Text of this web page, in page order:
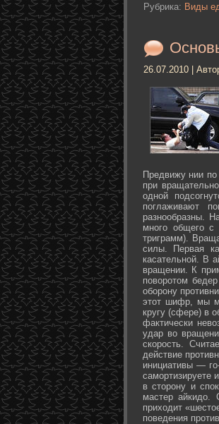
Рубрика: Виды
26.07.2010 |
Предвижу нии по
при
одной
поглаживают
разнообразны.
много общего с
триграмм).
силы. Первая
касательной. В
вращении. К
поворотом
оборону
этот шифр, мы
кругу (сфере) в
фактически
удар во
скорость.
действие
инициативы —
самортизируете
в сторону и
мастер айкидо.
приходит
поведения